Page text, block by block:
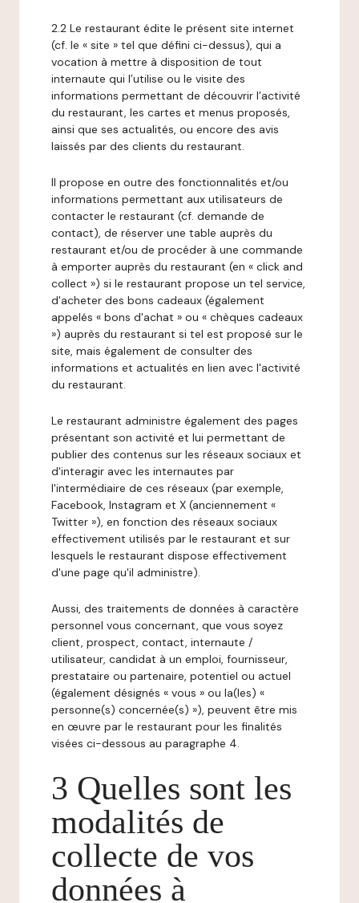
2.2 Le restaurant édite le présent site internet
(cf. le « site » tel que défini ci-dessus), qui a
vocation à mettre à disposition de tout
internaute qui l’utilise ou le visite des
informations permettant de découvrir l’activité
du restaurant, les cartes et menus proposés,
ainsi que ses actualités, ou encore des avis
laissés par des clients du restaurant.
Il propose en outre des fonctionnalités et/ou
informations permettant aux utilisateurs de
contacter le restaurant (cf. demande de
contact), de réserver une table auprès du
restaurant et/ou de procéder à une commande
à emporter auprès du restaurant (en « click and
collect ») si le restaurant propose un tel service,
d'acheter des bons cadeaux (également
appelés « bons d'achat » ou « chèques cadeaux
») auprès du restaurant si tel est proposé sur le
site, mais également de consulter des
informations et actualités en lien avec l'activité
du restaurant.
Le restaurant administre également des pages
présentant son activité et lui permettant de
publier des contenus sur les réseaux sociaux et
d'interagir avec les internautes par
l'intermédiaire de ces réseaux (par exemple,
Facebook, Instagram et X (anciennement «
Twitter »), en fonction des réseaux sociaux
effectivement utilisés par le restaurant et sur
lesquels le restaurant dispose effectivement
d'une page qu'il administre).
Aussi, des traitements de données à caractère
personnel vous concernant, que vous soyez
client, prospect, contact, internaute /
utilisateur, candidat à un emploi, fournisseur,
prestataire ou partenaire, potentiel ou actuel
(également désignés « vous » ou la(les) «
personne(s) concernée(s) »), peuvent être mis
en œuvre par le restaurant pour les finalités
visées ci-dessous au paragraphe 4.
3 Quelles sont les
modalités de
collecte de vos
données à